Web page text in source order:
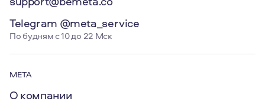
Telegram @meta_service
По будням с 10 до 22 Мск
МЕТА
О компании